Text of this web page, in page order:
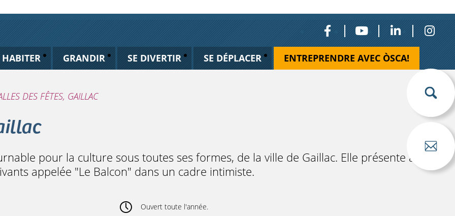
HABITER GRANDIR SE DIVERTIR SE DÉPLACER ENTREPRENDRE AVEC ÒSCA!
DES FÊTES, GAILLAC
pour la culture sous toutes ses formes, de la ville de Gaillac. Elle présente à
appelée "Le Balcon" dans un cadre intimiste.
Ouvert toute l'année.